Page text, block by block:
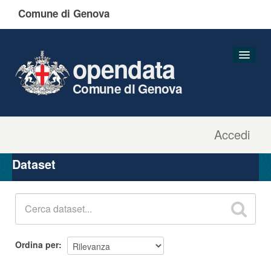
Comune di Genova
Accedi
opendata
Comune di Genova
Organizzazioni
Gruppi
Dataset
Ordina per